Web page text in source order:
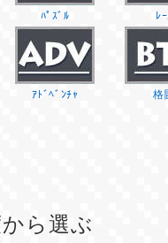
ﾊﾟｽﾞﾙ ﾚ
ｱﾄﾞﾍﾞﾝﾁｬ 格
ら選ぶ